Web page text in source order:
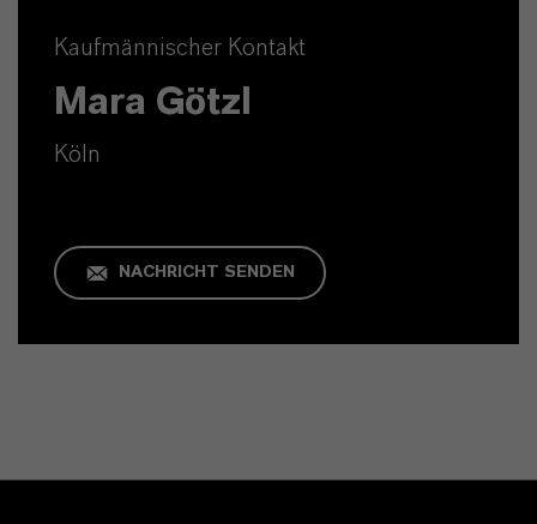
Kaufmännischer Kontakt
Mara Götzl
Köln
NACHRICHT SENDEN